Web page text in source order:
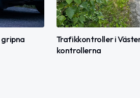
gripna
Trafikkontroller i
kontrollerna